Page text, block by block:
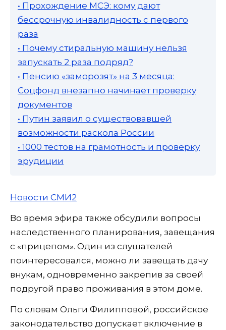
• Прохождение МСЭ: кому дают
бессрочную инвалидность с первого
раза
• Почему стиральную машину нельзя
запускать 2 раза подряд?
• Пенсию «заморозят» на 3 месяца:
Соцфонд внезапно начинает проверку
документов
• Путин заявил о существовавшей
возможности раскола России
• 1000 тестов на грамотность и проверку
эрудиции
Новости СМИ2
Во время эфира также обсудили вопросы
наследственного планирования, завещания
с «прицепом». Один из слушателей
поинтересовался, можно ли завещать дачу
внукам, одновременно закрепив за своей
подругой право проживания в этом доме.
По словам Ольги Филипповой, российское
законодательство допускает включение в